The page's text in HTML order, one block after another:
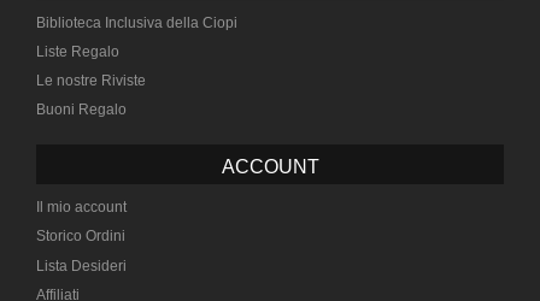
Biblioteca Inclusiva della Ciopi
Liste Regalo
Le nostre Riviste
Buoni Regalo
ACCOUNT
Il mio account
Storico Ordini
Lista Desideri
Affiliati